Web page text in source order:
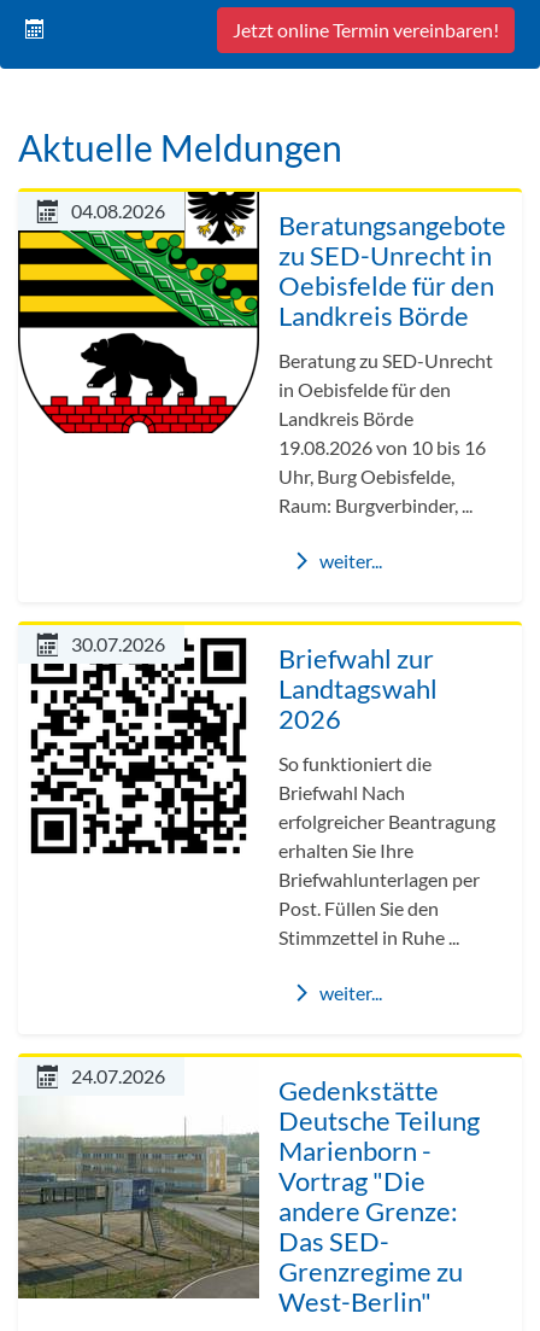
Jetzt online Termin vereinbaren!
Aktuelle Meldungen
Beratungsangebote
zu SED-Unrecht in
Oebisfelde für den
Landkreis Börde
Beratung zu SED-Unrecht
in Oebisfelde für den
Landkreis Börde
19.08.2026 von 10 bis 16
Uhr, Burg Oebisfelde,
Raum: Burgverbinder, ...
weiter...
04.08.2026
Briefwahl zur
Landtagswahl
2026
So funktioniert die
Briefwahl Nach
erfolgreicher Beantragung
erhalten Sie Ihre
Briefwahlunterlagen per
Post. Füllen Sie den
Stimmzettel in Ruhe ...
weiter...
30.07.2026
Gedenkstätte
Deutsche Teilung
Marienborn -
Vortrag "Die
andere Grenze:
Das SED-
Grenzregime zu
West-Berlin"
24.07.2026